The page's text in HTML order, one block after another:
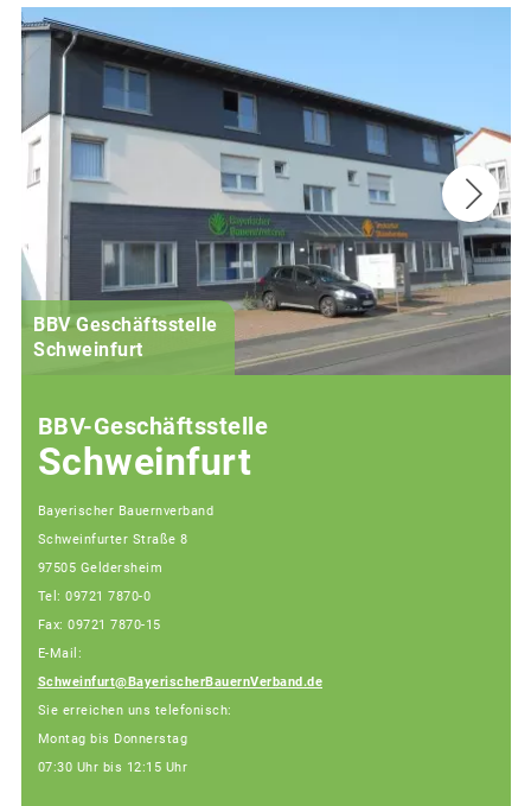
BBV Geschäftsstelle
Schweinfurt
BBV-Geschäftsstelle
Schweinfurt
Bayerischer Bauernverband
Schweinfurter Straße 8
97505 Geldersheim
Tel: 09721 7870-0
Fax: 09721 7870-15
E-Mail:
Schweinfurt@BayerischerBauernVerband.de
Sie erreichen uns telefonisch:
Montag bis Donnerstag
07:30 Uhr bis 12:15 Uhr